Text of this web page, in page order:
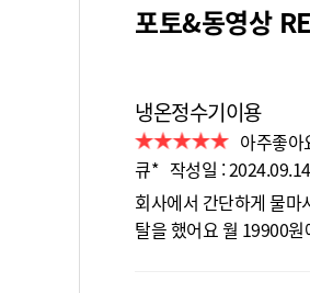
포토&동영상
냉온정수기이용
아주좋아
큐* 작성일 : 2024.09.14
회사에서 간단하게 물
탈을 했어요 월 19900